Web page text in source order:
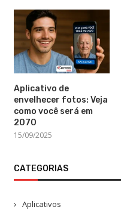
Aplicativo de
envelhecer fotos: Veja
como você será em
2070
15/09/2025
CATEGORIAS
Aplicativos